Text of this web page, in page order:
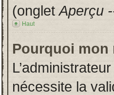
(ongletAperçu
Haut
Pourquoi mon
nécessite la